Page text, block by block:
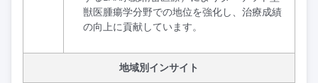
獣医腫瘍学分野での地位を強化し、治療成績
の向上に貢献しています。
地域別インサイト